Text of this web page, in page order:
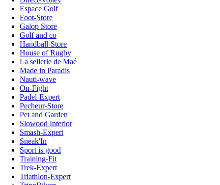
Espace Golf
Foot-Store
Galop Store
Golf and co
Handball-Store
House of Rugby
La sellerie de Maé
Made in Paradis
Nauti-wave
On-Fight
Padel-Expert
Pecheur-Store
Pet and Garden
Slowood Interior
Smash-Expert
Sneak'In
Sport is good
Training-Fit
Trek-Expert
Triathlon-Expert